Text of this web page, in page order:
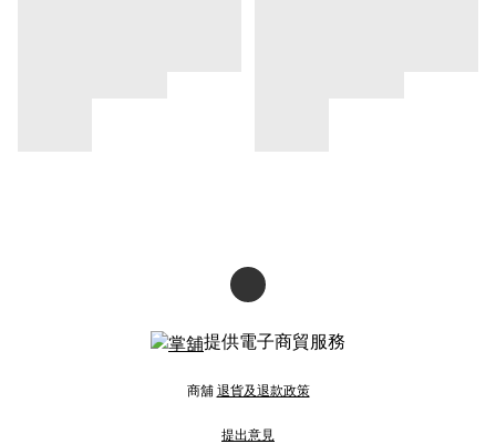
提供電子商貿服務
商舖 退貨及退款政策
提出意見